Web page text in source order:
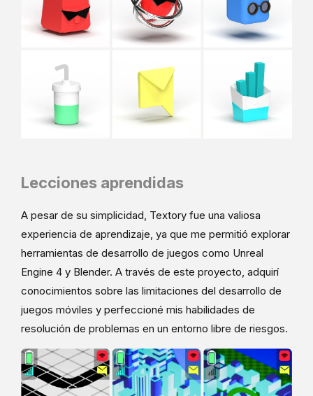
Lecciones aprendidas
A pesar de su simplicidad, Textory fue una valiosa
experiencia de aprendizaje, ya que me permitió explorar
herramientas de desarrollo de juegos como Unreal
Engine 4 y Blender. A través de este proyecto, adquirí
conocimientos sobre las limitaciones del desarrollo de
juegos móviles y perfeccioné mis habilidades de
resolución de problemas en un entorno libre de riesgos.